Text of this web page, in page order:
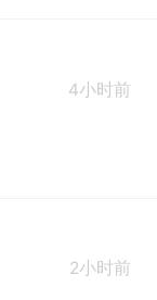
4小时前
2小时前